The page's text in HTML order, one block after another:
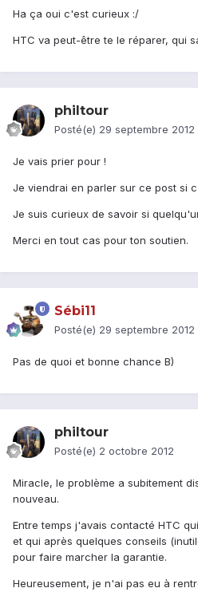
Ha ça oui c'est curieux :/
HTC va peut-être te le réparer, qui
philtour
Posté(e) 29 septembre 2012
Je vais prier pour !
Je viendrai en parler sur ce post si
Je suis curieux de savoir si
Merci en tout cas pour ton soutien.
Sébi11
Posté(e) 29 septembre 2012
Pas de quoi et bonne chance B)
philtour
Posté(e) 2 octobre 2012
Miracle, le problème a subitement
nouveau.
Entre temps j'avais contacté HTC
et qui après quelques conseils
pour faire marcher la garantie.
Heureusement, je n'ai pas eu à